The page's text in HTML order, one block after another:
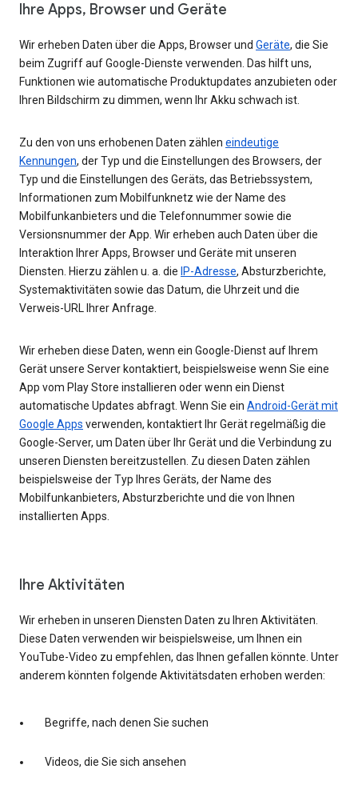
Ihre Apps, Browser und Geräte
Wir erheben Daten über die Apps, Browser und Geräte, die Sie
beim Zugriff auf Google-Dienste verwenden. Das hilft uns,
Funktionen wie automatische Produktupdates anzubieten oder
Ihren Bildschirm zu dimmen, wenn Ihr Akku schwach ist.
Zu den von uns erhobenen Daten zählen eindeutige
Kennungen, der Typ und die Einstellungen des Browsers, der
Typ und die Einstellungen des Geräts, das Betriebssystem,
Informationen zum Mobilfunknetz wie der Name des
Mobilfunkanbieters und die Telefonnummer sowie die
Versionsnummer der App. Wir erheben auch Daten über die
Interaktion Ihrer Apps, Browser und Geräte mit unseren
Diensten. Hierzu zählen u. a. die IP-Adresse, Absturzberichte,
Systemaktivitäten sowie das Datum, die Uhrzeit und die
Verweis-URL Ihrer Anfrage.
Wir erheben diese Daten, wenn ein Google-Dienst auf Ihrem
Gerät unsere Server kontaktiert, beispielsweise wenn Sie eine
App vom Play Store installieren oder wenn ein Dienst
automatische Updates abfragt. Wenn Sie ein Android-Gerät mit
Google Apps verwenden, kontaktiert Ihr Gerät regelmäßig die
Google-Server, um Daten über Ihr Gerät und die Verbindung zu
unseren Diensten bereitzustellen. Zu diesen Daten zählen
beispielsweise der Typ Ihres Geräts, der Name des
Mobilfunkanbieters, Absturzberichte und die von Ihnen
installierten Apps.
Ihre Aktivitäten
Wir erheben in unseren Diensten Daten zu Ihren Aktivitäten.
Diese Daten verwenden wir beispielsweise, um Ihnen ein
YouTube-Video zu empfehlen, das Ihnen gefallen könnte. Unter
anderem könnten folgende Aktivitätsdaten erhoben werden:
Begriffe, nach denen Sie suchen
Videos, die Sie sich ansehen